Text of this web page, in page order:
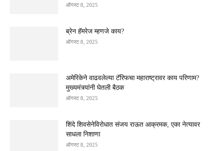
ऑगस्ट 8, 2025
ब्रेन हॅमरेज म्हणजे काय?
ऑगस्ट 8, 2025
अमेरिकेने वाढवलेल्या टॅरिफचा महाराष्ट्रावर काय परिणाम?
मुख्यमंत्र्यांनी घेतली बैठक
ऑगस्ट 8, 2025
शिंदे शिवसेनेविरोधात संजय राऊत आक्रमक, एका नेत्यावर
साधला निशाणा
ऑगस्ट 8, 2025